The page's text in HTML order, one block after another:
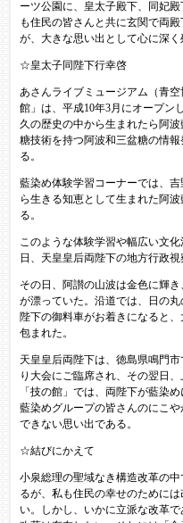
ーツ公園に、皇太子殿下、同妃
も住民の皆さんと共に玄関で両
が、大きな思い出として心に深く
☆皇太子同陛下行幸啓
あさんライブミュージアム（青
館」は、平成10年3月にオープン
久の歴史の中から生まれたら阿
糖技術を持つ阿波和三盆糖の情
る。
藍染め体験学習コーナーでは、
ら生きる知恵として生まれた阿
る。
このような体験学習や幅広い文
日、天皇皇后両陛下の地方行政視
その日、阿讃の山波は金色に輝
が漂っていた。沿道では、日の
陛下の御料車がお着きになると
包まれた。
天皇皇后両陛下は、徳島県鳴門
り大会にご臨席され、その翌日
「技の館」では、両陛下が藍染
藍染めグループの皆さんのにこ
できない思い出である。
☆結びにかえて
小泉総理の聖域なき構造改革の
るが、私も住民の幸せのために
い。しかし、いかに立派な改革